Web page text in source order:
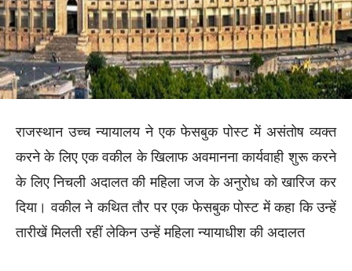
राजस्थान उच्च न्यायालय ने एक फेसबुक पोस्ट में असंतोष व्यक्त
करने के लिए एक वकील के खिलाफ अवमानना कार्यवाही शुरू करने
के लिए निचली अदालत की महिला जज के अनुरोध को खारिज कर
दिया। वकील ने कथित तौर पर एक फेसबुक पोस्ट में कहा कि उन्हें
तारीखें मिलती रहीं लेकिन उन्हें महिला न्यायाधीश की अदालत